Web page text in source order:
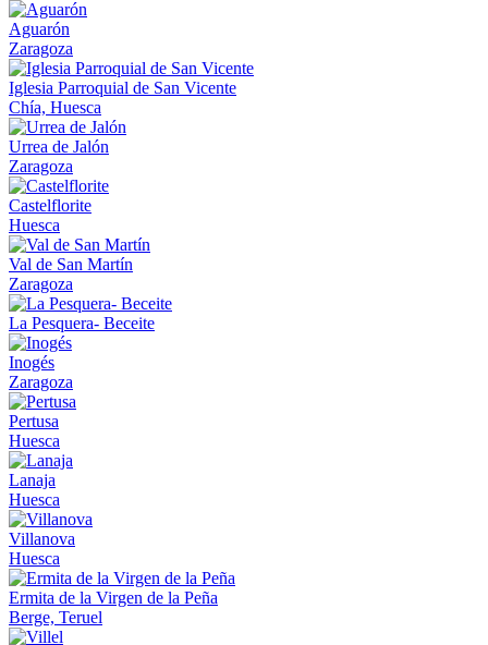
Aguarón
Zaragoza
Iglesia Parroquial de San Vicente
Chía, Huesca
Urrea de Jalón
Zaragoza
Castelflorite
Huesca
Val de San Martín
Zaragoza
La Pesquera- Beceite
Inogés
Zaragoza
Pertusa
Huesca
Lanaja
Huesca
Villanova
Huesca
Ermita de la Virgen de la Peña
Berge, Teruel